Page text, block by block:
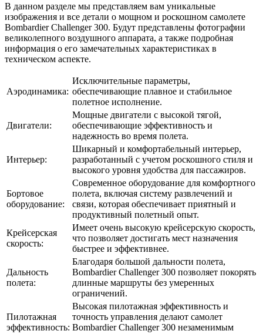
В данном разделе мы представляем вам уникальные
изображения и все детали о мощном и роскошном самолете
Bombardier Challenger 300. Будут представлены фотографии
великолепного воздушного аппарата, а также подробная
информация о его замечательных характеристиках в
техническом аспекте.
Аэродинамика:
Исключительные параметры,
обеспечивающие плавное и стабильное
полетное исполнение.
Двигатели:
Мощные двигатели с высокой тягой,
обеспечивающие эффективность и
надежность во время полета.
Интерьер:
Шикарный и комфортабельный интерьер,
разработанный с учетом роскошного стиля и
высокого уровня удобства для пассажиров.
Бортовое
оборудование:
Современное оборудование для комфортного
полета, включая систему развлечений и
связи, которая обеспечивает приятный и
продуктивный полетный опыт.
Крейсерская
скорость:
Имеет очень высокую крейсерскую скорость,
что позволяет достигать мест назначения
быстрее и эффективнее.
Дальность
полета:
Благодаря большой дальности полета,
Bombardier Challenger 300 позволяет покорять
длинные маршруты без умеренных
ограничений.
Пилотажная
эффективность:
Высокая пилотажная эффективность и
точность управления делают самолет
Bombardier Challenger 300 незаменимым